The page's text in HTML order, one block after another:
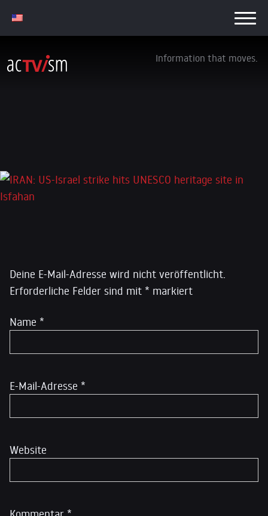
Information that moves.
IRAN: US-Israel strike hits UNESCO heritage
Deine E-Mail-Adresse wird nicht veröffentlicht.
Erforderliche Felder sind mit * markiert
Name *
E-Mail-Adresse *
Website